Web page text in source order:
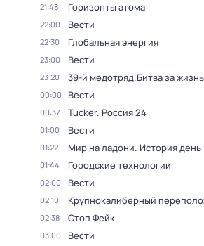
21:48 Горизонты атома
22:00 Вести
22:30 Глобальная энергия
23:00 Вести
23:20 39-й медотряд.Битва за жизнь
00:00 Вести
00:37 Tucker. Россия 24
01:00 Вести
01:22 Мир на ладони. История день
01:44 Городские технологии
02:00 Вести
02:10 Крупнокалиберный
02:38 Стоп Фейк
03:00 Вести